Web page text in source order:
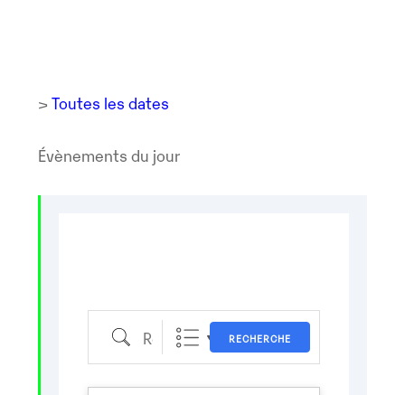
> Toutes les dates
Évènements du jour
Recherche RECHERCHE